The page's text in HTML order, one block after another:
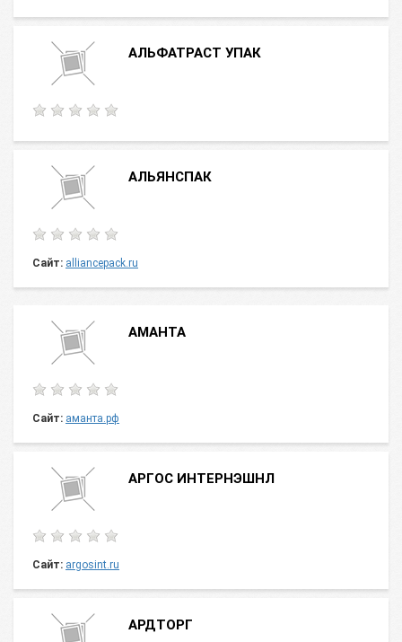
АЛЬФАТРАСТ УПАК
АЛЬЯНСПАК
Сайт: alliancepack.ru
АМАНТА
Сайт: аманта.рф
АРГОС ИНТЕРНЭШНЛ
Сайт: argosint.ru
АРДТОРГ